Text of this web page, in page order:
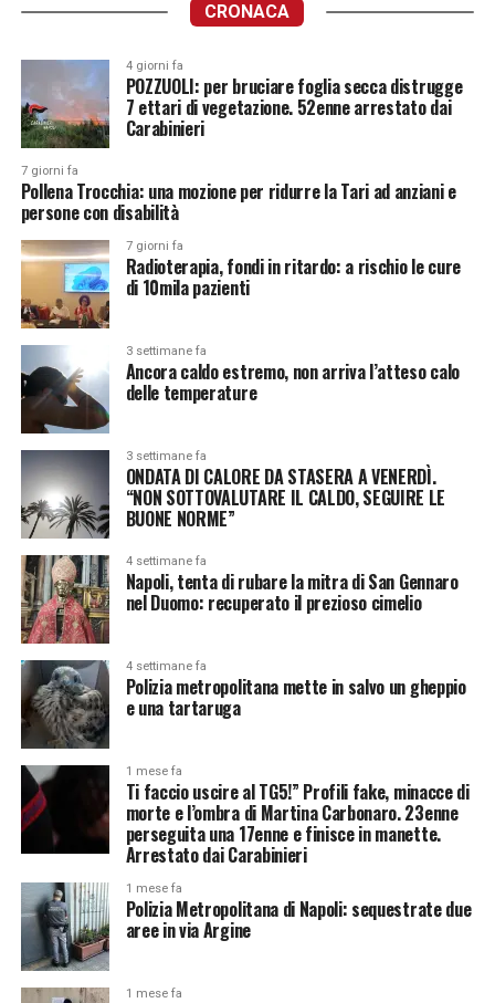
CRONACA
4 giorni fa
POZZUOLI: per bruciare foglia secca distrugge
7 ettari di vegetazione. 52enne arrestato dai
Carabinieri
7 giorni fa
Pollena Trocchia: una mozione per ridurre la Tari ad anziani e
persone con disabilità
7 giorni fa
Radioterapia, fondi in ritardo: a rischio le cure
di 10mila pazienti
3 settimane fa
Ancora caldo estremo, non arriva l’atteso calo
delle temperature
3 settimane fa
ONDATA DI CALORE DA STASERA A VENERDÌ.
“NON SOTTOVALUTARE IL CALDO, SEGUIRE LE
BUONE NORME”
4 settimane fa
Napoli, tenta di rubare la mitra di San Gennaro
nel Duomo: recuperato il prezioso cimelio
4 settimane fa
Polizia metropolitana mette in salvo un gheppio
e una tartaruga
1 mese fa
Ti faccio uscire al TG5!” Profili fake, minacce di
morte e l’ombra di Martina Carbonaro. 23enne
perseguita una 17enne e finisce in manette.
Arrestato dai Carabinieri
1 mese fa
Polizia Metropolitana di Napoli: sequestrate due
aree in via Argine
1 mese fa